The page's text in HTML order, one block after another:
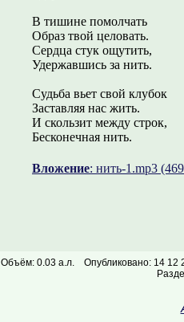
В тишине помолчать
Образ твой целовать.
Сердца стук ощутить,
Удержавшись за нить.
Судьба вьет свой клубок
Заставляя нас жить.
И скользит между строк,
Бесконечная нить.
Вложение: нить-1.mp3
Объём: 0.03 а.л.
Опубликовано: 14 12